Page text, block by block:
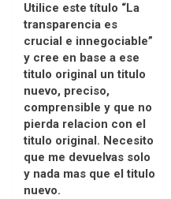
Utilice este título “La
transparencia es
crucial e innegociable”
y cree en base a ese
titulo original un titulo
nuevo, preciso,
comprensible y que no
pierda relacion con el
titulo original. Necesito
que me devuelvas solo
y nada mas que el titulo
nuevo.